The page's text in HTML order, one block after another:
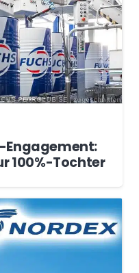
Engagement:
100%-Tochter